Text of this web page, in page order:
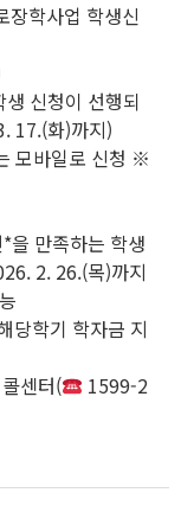
장학사업 학생신
신청이 선행되
17.(화)까지)
모바일로 신청 ※
을 만족하는 학생
2. 26.(목)까지
당학기 학자금 지
센터(
1599-2